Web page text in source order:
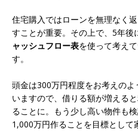
住宅購入ではローンを無理なく
すことが重要。その上で、5年後
ャッシュフロー表を使って考え
す。
頭金は300万円程度をお考えの
いますので、借りる額が増える
ることに。もう少し高い物件も
1,000万円作ることを目標とし